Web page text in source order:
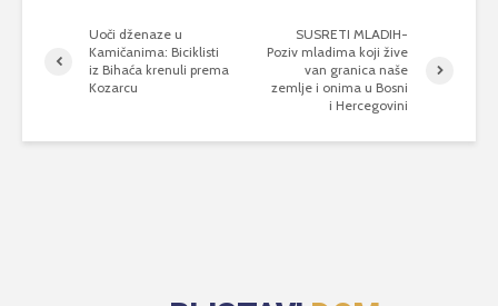
Uoči dženaze u
Kamičanima: Biciklisti
iz Bihaća krenuli prema
Kozarcu
SUSRETI MLADIH-
Poziv mladima koji žive
van granica naše
zemlje i onima u Bosni
i Hercegovini